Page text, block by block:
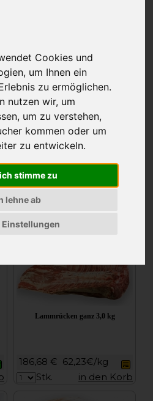
Cookies und
um Ihnen ein
zu ermöglichen.
nutzen wir, um
um zu verstehen,
kommen oder um
zu entwickeln.
stimme zu
lehne ab
Einstellungen
Lammkotelett BIO 1,0 kg
61,14 € 61,14€/kg
Stk.
Lammrücken ganz 3,0 kg
186,68 € 62,23€/kg
Stk.
in den Korb